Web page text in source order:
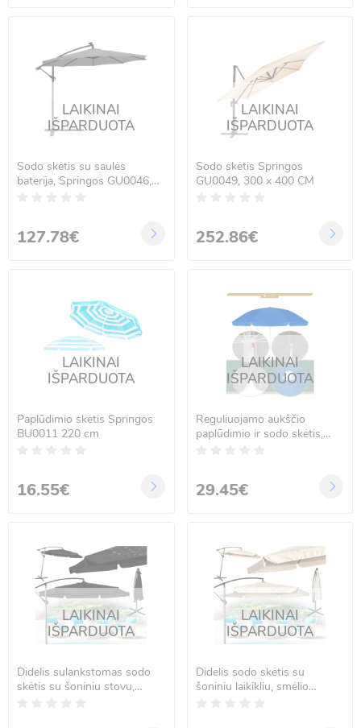
LAIKINAI
IŠPARDUOTA
Sodo skėtis su saulės
baterija, Springos GU0046,
127.78€
LAIKINAI
IŠPARDUOTA
Sodo skėtis Springos
GU0049, 300 x 400 CM
252.86€
LAIKINAI
IŠPARDUOTA
Paplūdimio skėtis Springos
BU0011 220 cm
16.55€
LAIKINAI
IŠPARDUOTA
Reguliuojamo aukščio
paplūdimio ir sodo skėtis,
29.45€
LAIKINAI
IŠPARDUOTA
Didelis sulankstomas sodo
skėtis su šoniniu stovu,
LAIKINAI
IŠPARDUOTA
Didelis sodo skėtis su
šoniniu laikikliu, smėlio